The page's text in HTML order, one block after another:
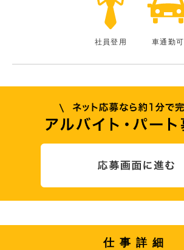
社員登用 車通勤可
仕事詳細